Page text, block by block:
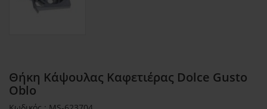
Θήκη Κάψουλας Καφετιέρας Dolce Gusto
Oblo